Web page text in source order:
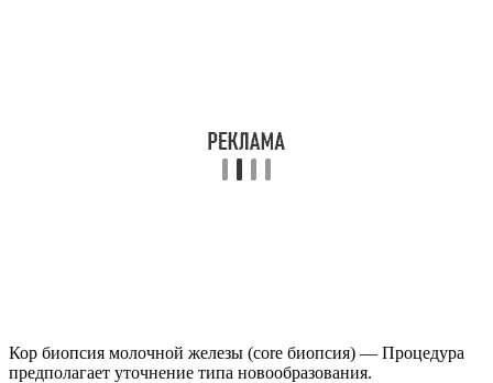
Кор биопсия молочной железы (core биопсия) — Процедура
предполагает уточнение типа новообразования.